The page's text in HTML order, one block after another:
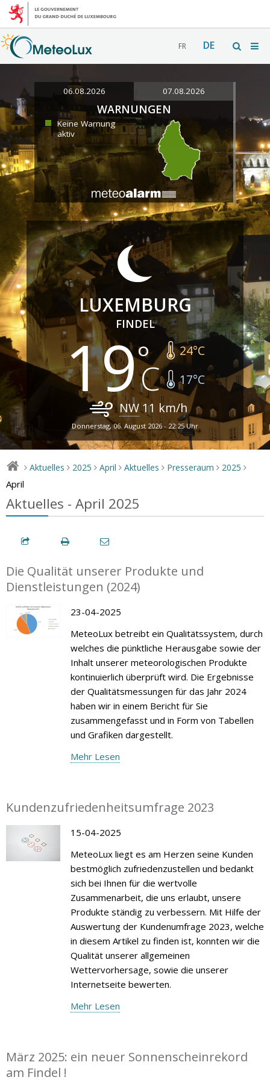
FR DE
06.08.2026 07.08.2026
WARNUNGEN
Keine Warnung
aktiv
LUXEMBURG
FINDEL
19 24°C
17°C
NW11 km/h
Donnerstag, 06. August 2026 - 22:25 Uhr
> Aktuelles > 2025 > April > Aktuelles > Presseraum > 2025 >
April
Aktuelles - April 2025
Die Qualität unserer Produkte und
Dienstleistungen (2024)
23-04-2025
MeteoLux betreibt ein Qualitätssystem, durch
welches die pünktliche Herausgabe sowie der
Inhalt unserer meteorologischen Produkte
kontinuierlich überprüft wird. Die Ergebnisse
der Qualitätsmessungen für das Jahr 2024
haben wir in einem Bericht für Sie
zusammengefasst und in Form von Tabellen
und Grafiken dargestellt.
Mehr Lesen
Kundenzufriedenheitsumfrage 2023
15-04-2025
MeteoLux liegt es am Herzen seine Kunden
bestmöglich zufriedenzustellen und bedankt
sich bei Ihnen für die wertvolle
Zusammenarbeit, die uns erlaubt, unsere
Produkte ständig zu verbessern. Mit Hilfe der
Auswertung der Kundenumfrage 2023, welche
in diesem Artikel zu finden ist, konnten wir die
Qualität unserer allgemeinen
Wettervorhersage, sowie die unserer
Internetseite bewerten.
Mehr Lesen
März 2025: ein neuer Sonnenscheinrekord
am Findel !